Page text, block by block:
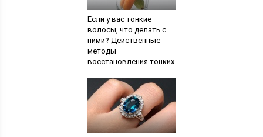
Если у вас тонкие
волосы, что делать с
ними? Действенные
методы
восстановления тонких